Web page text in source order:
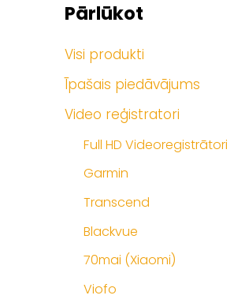
Pārlūkot
Visi produkti
Īpašais piedāvājums
Video reģistratori
Full HD Videoregistrātori
Garmin
Transcend
Blackvue
70mai (Xiaomi)
Viofo